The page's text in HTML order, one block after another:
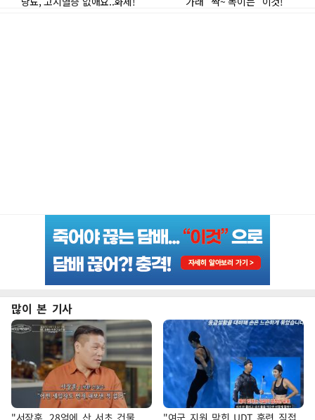
많이 본 기사
"서장훈, 28억에 산 서초 건물 "여군 지원 막힌 UDT 훈련 직접